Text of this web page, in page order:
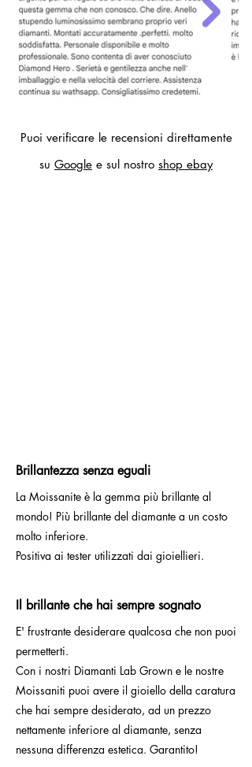
Puoi verificare le recensioni direttamente
su Google e sul nostro shop ebay
Brillantezza senza eguali
La Moissanite è la gemma più brillante al
mondo! Più brillante del diamante a un costo
molto inferiore.
Positiva ai tester utilizzati dai gioiellieri.
Il brillante che hai sempre sognato
E' frustrante desiderare qualcosa che non puoi
permetterti.
Con i nostri Diamanti Lab Grown e le nostre
Moissaniti puoi avere il gioiello della caratura
che hai sempre desiderato, ad un prezzo
nettamente inferiore al diamante, senza
nessuna differenza estetica. Garantito!